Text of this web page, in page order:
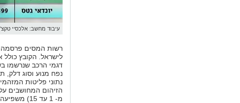
עיבוד מחשב: אלכסיי
רשות המסים פרסמה
לישראל. הקובץ כולל
נפח מנוע וסוג דלק,
נתוני פליטות
הזיהום המחושבים
מ- 1 עד 15) משפיעה ישירות על גובה מס הקניה.